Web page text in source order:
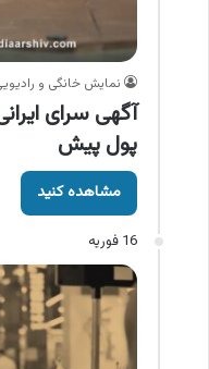
نمایش خانگی و
آگهی سرای
پول پیش
مشاهده کنید
16 فوریه